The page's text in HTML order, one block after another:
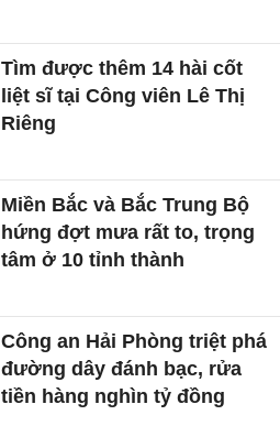
Tìm được thêm 14 hài cốt
liệt sĩ tại Công viên Lê Thị
Riêng
Miền Bắc và Bắc Trung Bộ
hứng đợt mưa rất to, trọng
tâm ở 10 tỉnh thành
Công an Hải Phòng triệt phá
đường dây đánh bạc, rửa
tiền hàng nghìn tỷ đồng